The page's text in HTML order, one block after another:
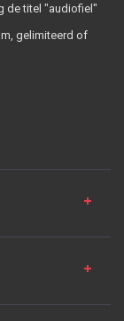
de titel "audiofiel"
gelimiteerd of